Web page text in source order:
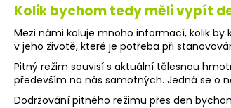
Kolik bychom tedy měli vypít
Mezi námi koluje mnoho informací, kolik
v jeho životě, které je potřeba při
Pitný režim souvisí s aktuální tělesnou
především na nás samotných. Jedná se o
Dodržování pitného režimu přes den